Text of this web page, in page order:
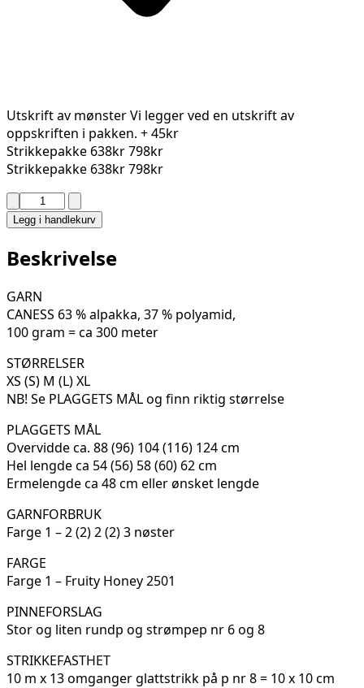
Utskrift av mønsterVi legger ved en utskrift av
oppskriften i pakken. + 45kr
Strikkepakke 638kr798kr
Strikkepakke 638kr798kr
DAISY
GENSER
122-
15
antall
Legg i handlekurv
Beskrivelse
GARN
CANESS 63 % alpakka, 37 % polyamid,
100 gram = ca 300 meter
STØRRELSER
XS (S) M (L) XL
NB! Se PLAGGETS MÅL og finn riktig størrelse
PLAGGETS MÅL
Overvidde ca. 88 (96) 104 (116) 124 cm
Hel lengde ca 54 (56) 58 (60) 62 cm
Ermelengde ca 48 cm eller ønsket lengde
GARNFORBRUK
Farge 1 – 2 (2) 2 (2) 3 nøster
FARGE
Farge 1 – Fruity Honey 2501
PINNEFORSLAG
Stor og liten rundp og strømpep nr 6 og 8
STRIKKEFASTHET
10 m x 13 omganger glattstrikk på p nr 8 = 10 x 10 cm